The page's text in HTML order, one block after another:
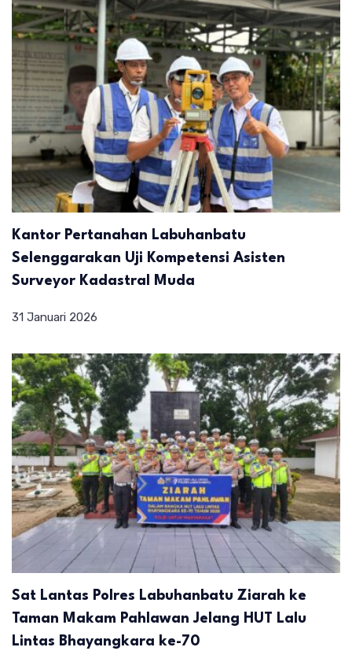
Kantor Pertanahan Labuhanbatu
Selenggarakan Uji Kompetensi Asisten
Surveyor Kadastral Muda
31 Januari 2026
Sat Lantas Polres Labuhanbatu Ziarah ke
Taman Makam Pahlawan Jelang HUT Lalu
Lintas Bhayangkara ke-70